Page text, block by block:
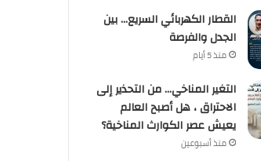
القطار الكهربائي السريع… بين
الجدل والفرصة
منذ 5 أيام
التغير المناخي… من التحذير إلى
الاحتراق ، هل أصبح العالم
يعيش عصر الكوارث المناخية؟
منذ أسبوعين